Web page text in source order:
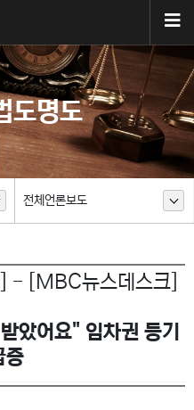
도명도
전체언론보도
- [MBC뉴스데스크]
았어요" 임차권 등기
증